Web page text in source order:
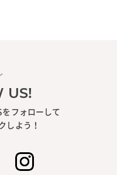
US!
フォローして
しよう！